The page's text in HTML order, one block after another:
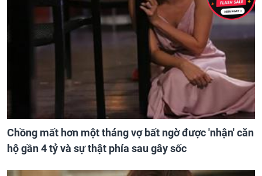
Chồng mất hơn một tháng vợ bất ngờ được 'nhận' căn
hộ gần 4 tỷ và sự thật phía sau gây sốc